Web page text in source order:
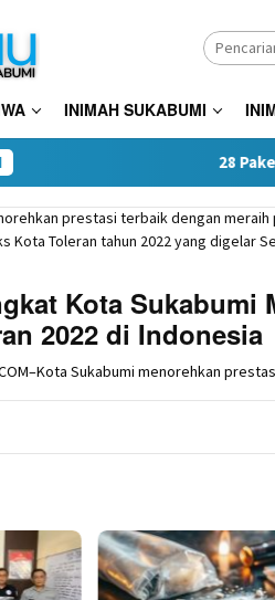
INIMAH SUKABUMI
28 Paket Sabu Disita,
Kota Sukabumi
2022 di Indonesia
Sukabumi menorehkan